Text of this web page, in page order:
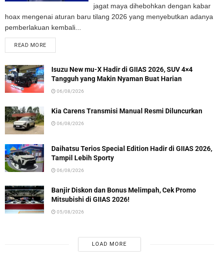
jagat maya dihebohkan dengan kabar
hoax mengenai aturan baru tilang 2026 yang menyebutkan adanya
pemberlakuan kembali...
READ MORE
Isuzu New mu-X Hadir di GIIAS 2026, SUV 4×4
Tangguh yang Makin Nyaman Buat Harian
06/08/2026
Kia Carens Transmisi Manual Resmi Diluncurkan
06/08/2026
Daihatsu Terios Special Edition Hadir di GIIAS 2026,
Tampil Lebih Sporty
06/08/2026
Banjir Diskon dan Bonus Melimpah, Cek Promo
Mitsubishi di GIIAS 2026!
05/08/2026
LOAD MORE